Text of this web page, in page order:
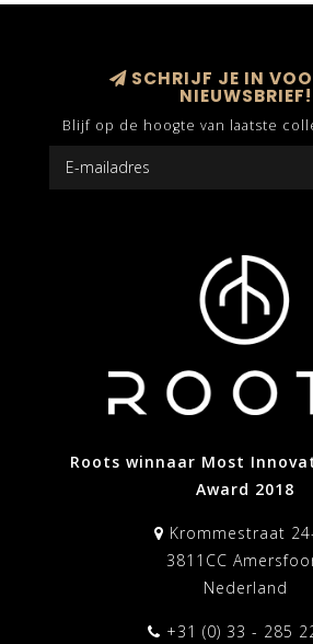
SCHRIJF JE IN
NIEUWSBRIEF!
Blijf op de hoogte van laatste
Roots winnaar Most
Award 2018
Krommestraat
3811CC
Nederland
+31 (0) 33 - 285